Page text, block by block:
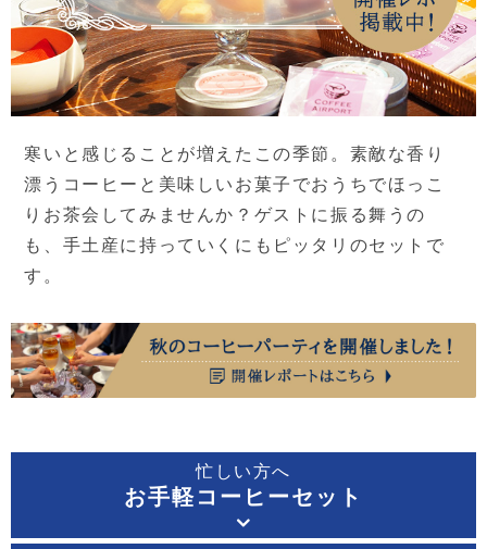
寒いと感じることが増えたこの季節。 素敵な香り
漂うコーヒーと美味しいお菓子でおうちでほっこ
りお茶会してみませんか？ ゲストに振る舞うの
も、手土産に持っていくにもピッタリのセットで
す。
忙しい方へ
お手軽コーヒーセット